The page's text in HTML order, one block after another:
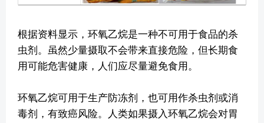
根据资料显示，环氧乙烷是一种不可用于食品的杀
虫剂。虽然少量摄取不会带来直接危险，但长期食
用可能危害健康，人们应尽量避免食用。
环氧乙烷可用于生产防冻剂，也可用作杀虫剂或消
毒剂，有致癌风险。人类如果摄入环氧乙烷会对胃